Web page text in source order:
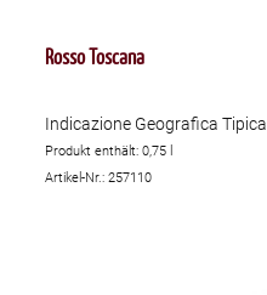
Rosso Toscana
Indicazione Geografica Tipica
Produkt enthält: 0,75
Artikel-Nr.: 257110